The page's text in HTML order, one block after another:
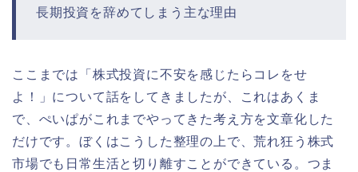
長期投資を辞めてしまう主な理由
ここまでは「株式投資に不安を感じたらコレをせ
よ！」について話をしてきましたが、これはあくま
で、ぺいぱがこれまでやってきた考え方を文章化した
だけです。ぼくはこうした整理の上で、荒れ狂う株式
市場でも日常生活と切り離すことができている。つま